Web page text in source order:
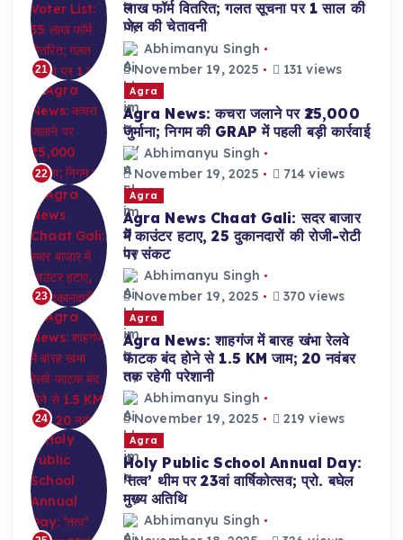
21
लाख फॉर्म वितरित; गलत सूचना पर 1 साल की
जेल की चेतावनी
Abhimanyu Singh
November 19, 2025
131 views
22
Agra
Agra News: कचरा जलाने पर ₹25,000
जुर्माना; निगम की GRAP में पहली बड़ी कार्रवाई
Abhimanyu Singh
November 19, 2025
714 views
23
Agra
Agra News Chaat Gali: सदर बाजार
में काउंटर हटाए, 25 दुकानदारों की रोजी-रोटी
पर संकट
Abhimanyu Singh
November 19, 2025
370 views
24
Agra
Agra News: शाहगंज में बारह खंभा रेलवे
फाटक बंद होने से 1.5 KM जाम; 20 नवंबर
तक रहेगी परेशानी
Abhimanyu Singh
November 19, 2025
219 views
Agra
Holy Public School Annual Day:
‘तत्व’ थीम पर 23वां वार्षिकोत्सव; प्रो. बघेल
मुख्य अतिथि
Abhimanyu Singh